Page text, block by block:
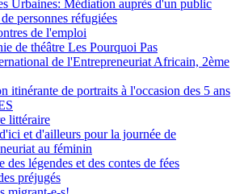
Urbaines: Médiation auprès d'un public
personnes réfugiées
de l'emploi
de théâtre Les Pourquoi Pas
de l'Entrepreneuriat Africain, 2ème
itinérante de portraits à l'occasion des 5 ans
littéraire
et d'ailleurs pour la journée de
au féminin
des légendes et des contes de fées
préjugés